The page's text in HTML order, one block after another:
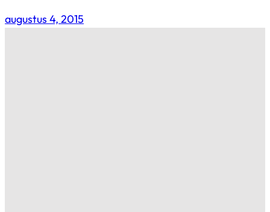
augustus 4, 2015